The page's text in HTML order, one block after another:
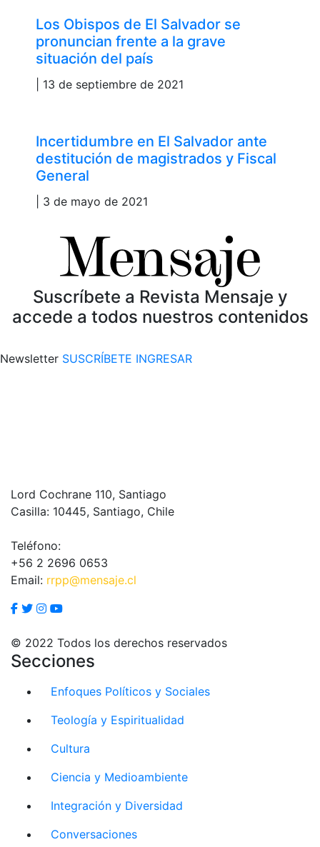
Los Obispos de El Salvador se
pronuncian frente a la grave
situación del país
| 13 de septiembre de 2021
Incertidumbre en El Salvador ante
destitución de magistrados y Fiscal
General
| 3 de mayo de 2021
Suscríbete a Revista Mensaje y
accede a todos nuestros contenidos
Newsletter SUSCRÍBETE INGRESAR
Lord Cochrane 110, Santiago
Casilla: 10445, Santiago, Chile
Teléfono:
+56 2 2696 0653
Email: rrpp@mensaje.cl
© 2022 Todos los derechos reservados
Secciones
Enfoques Políticos y Sociales
Teología y Espiritualidad
Cultura
Ciencia y Medioambiente
Integración y Diversidad
Conversaciones